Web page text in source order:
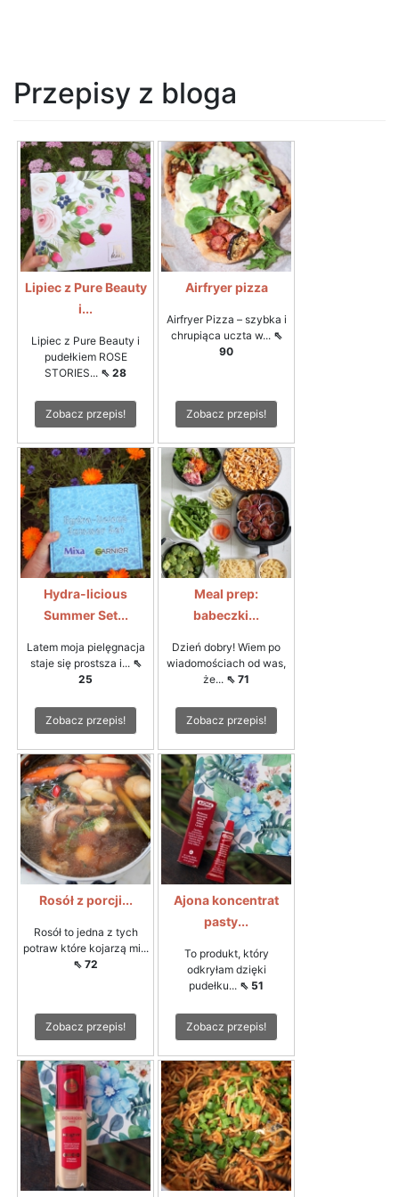
Przepisy z bloga
Lipiec z Pure Beauty
i...
Lipiec z Pure Beauty i
pudełkiem ROSE
STORIES... ⇖ 28
Zobacz przepis!
Airfryer pizza
Airfryer Pizza – szybka i
chrupiąca uczta w... ⇖
90
Zobacz przepis!
Hydra-licious
Summer Set...
Latem moja pielęgnacja
staje się prostsza i... ⇖
25
Zobacz przepis!
Meal prep:
babeczki...
Dzień dobry! Wiem po
wiadomościach od was,
że... ⇖ 71
Zobacz przepis!
Rosół z porcji...
Rosół to jedna z tych
potraw które kojarzą mi...
⇖ 72
Zobacz przepis!
Ajona koncentrat
pasty...
To produkt, który
odkryłam dzięki
pudełku... ⇖ 51
Zobacz przepis!